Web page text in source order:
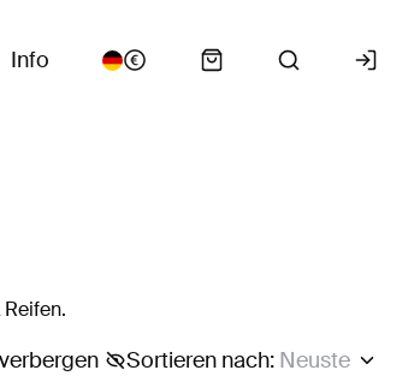
Info
Sortieren nach: Neuste